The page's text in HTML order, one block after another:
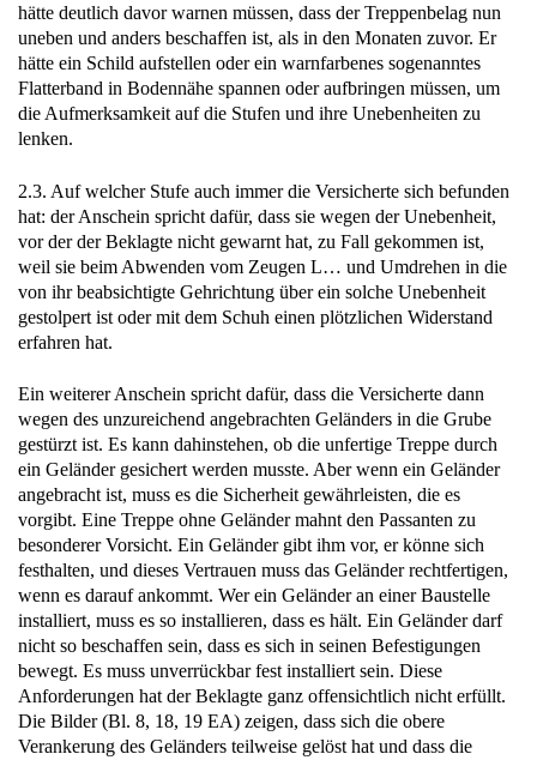
hätte deutlich davor warnen müssen, dass der Treppenbelag nun
uneben und anders beschaffen ist, als in den Monaten zuvor. Er
hätte ein Schild aufstellen oder ein warnfarbenes sogenanntes
Flatterband in Bodennähe spannen oder aufbringen müssen, um
die Aufmerksamkeit auf die Stufen und ihre Unebenheiten zu
lenken.
2.3. Auf welcher Stufe auch immer die Versicherte sich befunden
hat: der Anschein spricht dafür, dass sie wegen der Unebenheit,
vor der der Beklagte nicht gewarnt hat, zu Fall gekommen ist,
weil sie beim Abwenden vom Zeugen L… und Umdrehen in die
von ihr beabsichtigte Gehrichtung über ein solche Unebenheit
gestolpert ist oder mit dem Schuh einen plötzlichen Widerstand
erfahren hat.
Ein weiterer Anschein spricht dafür, dass die Versicherte dann
wegen des unzureichend angebrachten Geländers in die Grube
gestürzt ist. Es kann dahinstehen, ob die unfertige Treppe durch
ein Geländer gesichert werden musste. Aber wenn ein Geländer
angebracht ist, muss es die Sicherheit gewährleisten, die es
vorgibt. Eine Treppe ohne Geländer mahnt den Passanten zu
besonderer Vorsicht. Ein Geländer gibt ihm vor, er könne sich
festhalten, und dieses Vertrauen muss das Geländer rechtfertigen,
wenn es darauf ankommt. Wer ein Geländer an einer Baustelle
installiert, muss es so installieren, dass es hält. Ein Geländer darf
nicht so beschaffen sein, dass es sich in seinen Befestigungen
bewegt. Es muss unverrückbar fest installiert sein. Diese
Anforderungen hat der Beklagte ganz offensichtlich nicht erfüllt.
Die Bilder (Bl. 8, 18, 19 EA) zeigen, dass sich die obere
Verankerung des Geländers teilweise gelöst hat und dass die